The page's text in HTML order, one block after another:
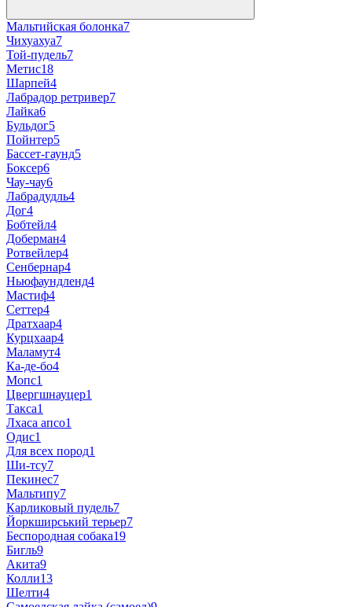
Мальтийская болонка7
Чихуахуа7
Той-пудель7
Метис18
Шарпей4
Лабрадор ретривер7
Лайка6
Бульдог5
Пойнтер5
Бассет-гаунд5
Боксер6
Чау-чау6
Лабрадудль4
Дог4
Бобтейл4
Доберман4
Ротвейлер4
Сенбернар4
Ньюфаундленд4
Мастиф4
Сеттер4
Дратхаар4
Курцхаар4
Маламут4
Ка-де-бо4
Мопс1
Цвергшнауцер1
Такса1
Лхаса апсо1
Одис1
Для всех пород1
Ши-тсу7
Пекинес7
Мальтипу7
Карликовый пудель7
Йоркширський терьер7
Беспородная собака19
Бигль9
Акита9
Колли13
Шелти4